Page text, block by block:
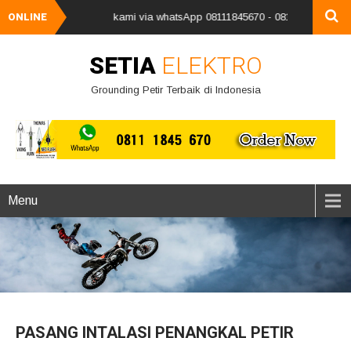
ONLINE
segera hubungi kami via whatsApp 08111845670 - 08159712340 kami
SETIA ELEKTRO
Grounding Petir Terbaik di Indonesia
Menu
PASANG INTALASI PENANGKAL PETIR